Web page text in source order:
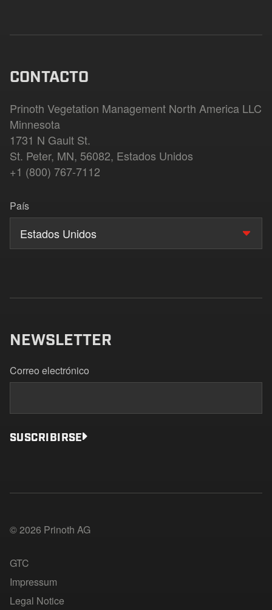
CONTACTO
Prinoth Vegetation Management North America LLC
Minnesota
1731 N Gault St.
St. Peter, MN, 56082, Estados Unidos
+1 (800) 767-7112
País
Estados Unidos
NEWSLETTER
Correo electrónico
SUSCRIBIRSE
© 2026 Prinoth AG
GTC
Impressum
Legal Notice